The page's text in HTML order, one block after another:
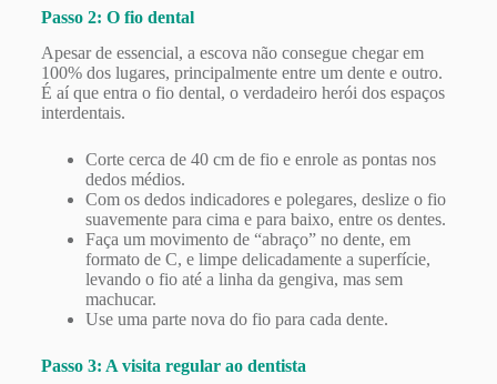
Passo 2: O fio dental
Apesar de essencial, a escova não consegue chegar em
100% dos lugares, principalmente entre um dente e outro.
É aí que entra o fio dental, o verdadeiro herói dos espaços
interdentais.
Corte cerca de 40 cm de fio e enrole as pontas nos
dedos médios.
Com os dedos indicadores e polegares, deslize o fio
suavemente para cima e para baixo, entre os dentes.
Faça um movimento de “abraço” no dente, em
formato de C, e limpe delicadamente a superfície,
levando o fio até a linha da gengiva, mas sem
machucar.
Use uma parte nova do fio para cada dente.
Passo 3: A visita regular ao dentista